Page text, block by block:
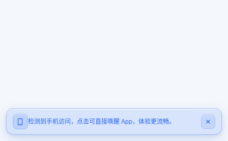
检测到手机访问，点击可直接唤醒 App，体验更流畅。